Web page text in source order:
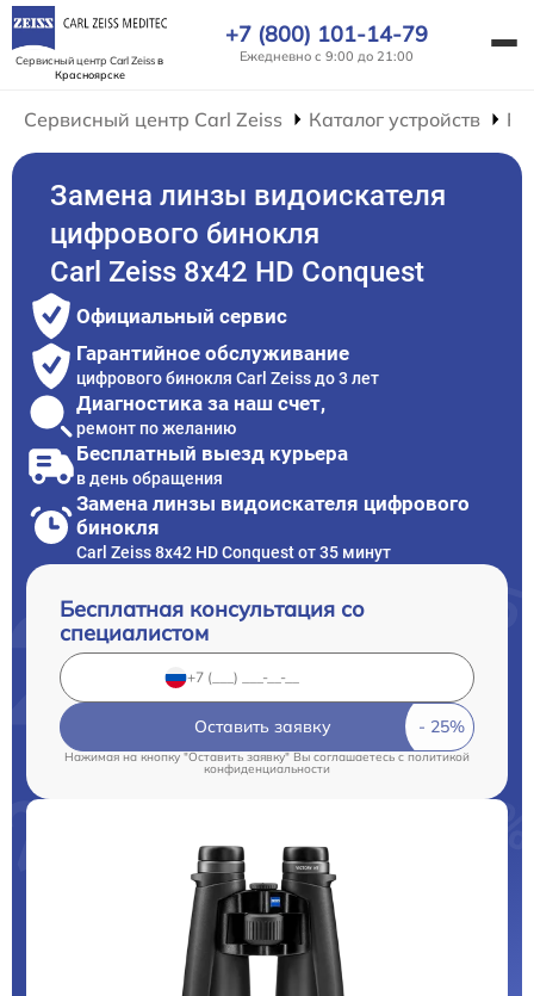
Сервисный центр Carl Zeissв
Красноярске
+7 (800) 101-14-79
Ежедневно с 9:00 до 21:00
Сервисный центр Carl Zeiss Каталог устройств
Замена линзы видоискателя
цифрового бинокля
Carl Zeiss 8x42 HD Conquest
Официальный сервис
Гарантийное обслуживание
цифрового бинокля Carl Zeiss до 3 лет
Диагностика за наш счет,
ремонт по желанию
Бесплатный выезд курьера
в день обращения
Замена линзы видоискателя цифрового
бинокля
Carl Zeiss 8x42 HD Conquest от 35 минут
Бесплатная консультация со
специалистом
Оставить заявку
Нажимая на кнопку "Оставить заявку" Вы соглашаетесь cполитикой
конфиденциальности